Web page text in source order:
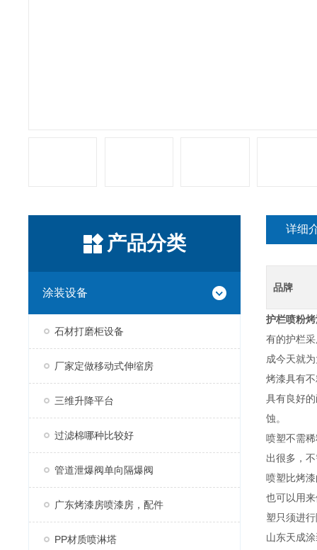
产品分类
涂装设备
石材打磨柜设备
厂家定做移动式伸缩房
三维升降平台
过滤棉哪种比较好
管道泄爆阀单向隔爆阀
广东烤漆房喷漆房，配件
PP材质喷淋塔
详细
品牌
护栏喷粉
有的护栏
成今天就
烤漆具有
具有良好
蚀。
喷塑不需
出很多，
喷塑比烤
也可以用
塑只须进
山东天成